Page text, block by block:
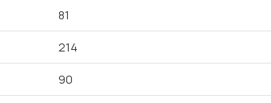
81
214
90